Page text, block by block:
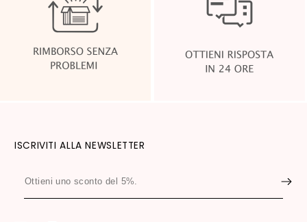
ISCRIVITI ALLA NEWSLETTER
Ottieni
uno